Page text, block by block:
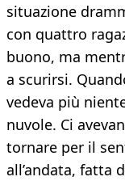
situazione
con quattro
buono, ma
a scurirsi.
vedeva più
nuvole. Ci
tornare per il
all’andata, fatta